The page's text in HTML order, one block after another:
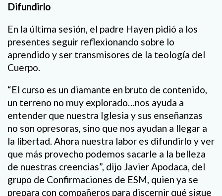
Difundirlo
En la última sesión, el padre Hayen pidió a los
presentes seguir reflexionando sobre lo
aprendido y ser transmisores de la teología del
Cuerpo.
“El curso es un diamante en bruto de contenido,
un terreno no muy explorado…nos ayuda a
entender que nuestra Iglesia y sus enseñanzas
no son opresoras, sino que nos ayudan a llegar a
la libertad. Ahora nuestra labor es difundirlo y ver
que más provecho podemos sacarle a la belleza
de nuestras creencias”, dijo Javier Apodaca, del
grupo de Confirmaciones de ESM, quien ya se
prepara con compañeros para discernir qué sigue